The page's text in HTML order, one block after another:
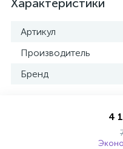
Характеристики
Артикул
Производитель
Бренд
4